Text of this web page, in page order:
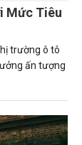
Mức Tiêu
trường ô tô
ấn tượng